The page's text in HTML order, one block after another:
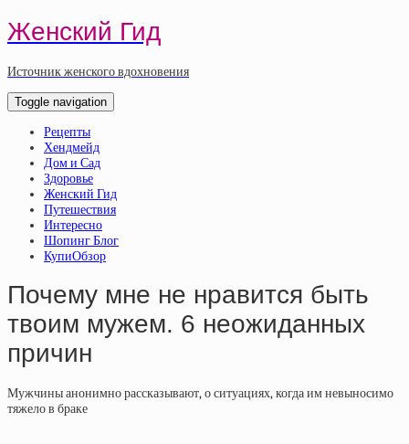
Женский Гид
Источник женского вдохновения
Toggle navigation
Рецепты
Хендмейд
Дом и Сад
Здоровье
Женский Гид
Путешествия
Интересно
Шопинг Блог
КупиОбзор
Почему мне не нравится быть
твоим мужем. 6 неожиданных
причин
Мужчины анонимно рассказывают, о ситуациях, когда им невыносимо
тяжело в браке